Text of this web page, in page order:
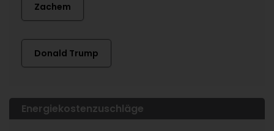
Zachem
Donald Trump
Energiekostenzuschläge